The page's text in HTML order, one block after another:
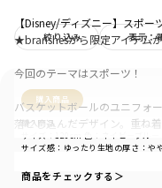
絞り込み 表示：
購入商品
購入商品
サイズ感 ：ゆったり 生地の厚さ ：や
サイズ：120cm 色：ネイビーブルー
商品をチェックする＞
【Disney/ディズニー】スポ
★branshesから限定アイテム
今回のテーマはスポーツ！
バスケットボールのユニフォ
落とし込んだデザイン。重ね
スタイリングが決まるのがポイ
バスケを楽しむミッキーマウ